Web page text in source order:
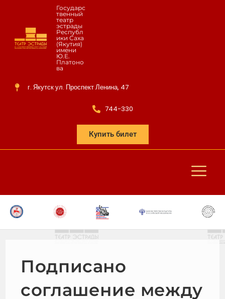
Государс
твенный
театр
эстрады
Республ
ики Саха
(Якутия)
имени
Ю.Е.
Платоно
ва
г. Якутск ул. Проспект Ленина, 47
744-330
Купить билет
Подписано
соглашение между